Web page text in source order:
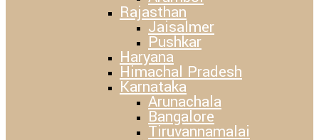
Rajasthan
Jaisalmer
Pushkar
Haryana
Himachal Pradesh
Karnataka
Arunachala
Bangalore
Tiruvannamalai